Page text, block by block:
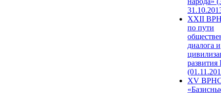
XXII
по пути
диалога и
развития
XV